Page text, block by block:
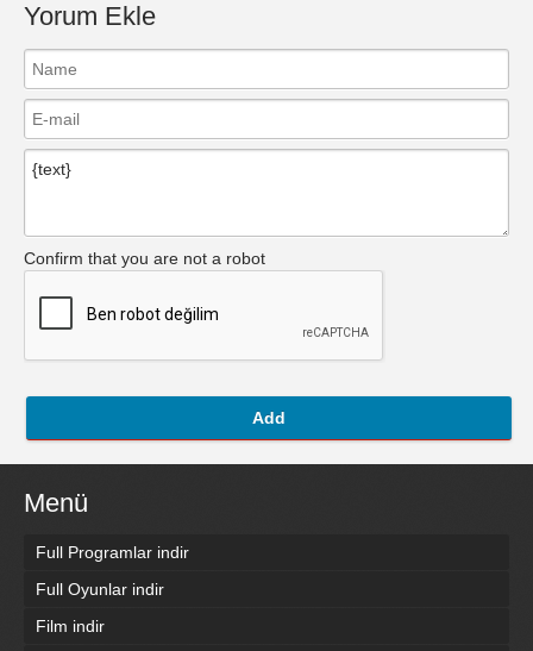
Yorum Ekle
Confirm that you are not a robot
Add
Menü
Full Programlar indir
Full Oyunlar indir
Film indir